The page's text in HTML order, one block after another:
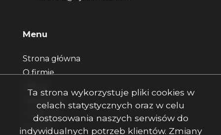
Menu
Strona główna
O firmie
Zgłoszenia
Ulubione
Kontakt
Ta strona wykorzystuje pliki cookies w
celach statystycznych oraz w celu
dostosowania naszych serwisów do
indywidualnych potrzeb klientów. Zmiany